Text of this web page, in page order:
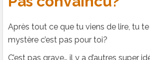
Après tout ce que tu viens de lire, tu
mystère c’est pas pour toi?
C’est pas grave… il y a d’autres super